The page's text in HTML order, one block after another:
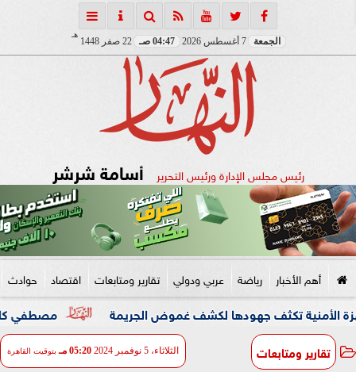
الجمعة 7 أغسطس 2026 04:47 صـ 22 صفر 1448
هـ
رئيس مجلس الإدارة ورئيس التحرير أسامة شرشر
أهم الأخبار رياضة عربي ودولي تقارير ومتابعات اقتصاد حوادث
مصطفي كامل يعلن جهودها لكشف غموض الجريمة
تقارير ومتابعات الثلاثاء، 5 نوفمبر 2024 05:20 مـ بتوقيت القاهرة